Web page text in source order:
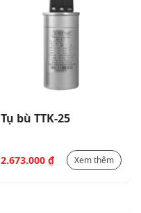
Tụ bù TTK-25
2.673.000 ₫ Xem thêm